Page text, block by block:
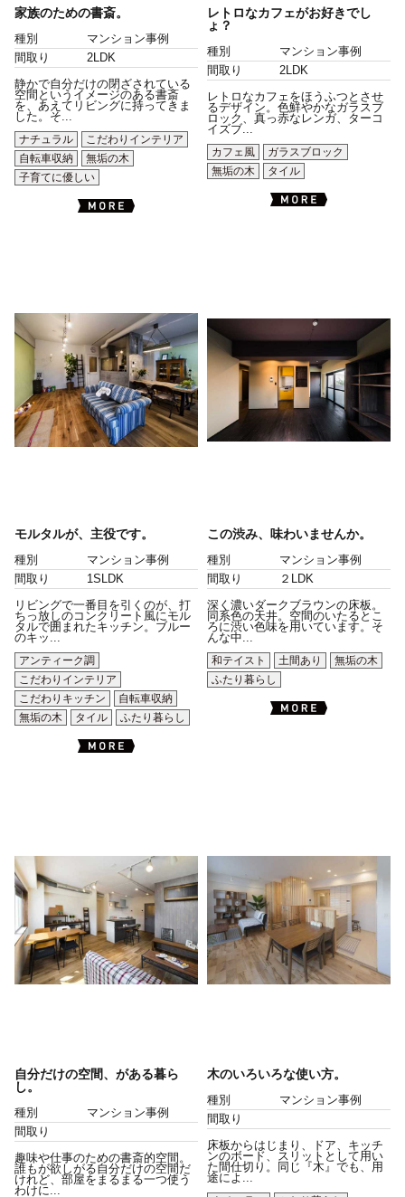
家族のための書斎。
種別
マンション事例
間取り
2LDK
静かで自分だけの閉ざされている
空間というイメージのある書斎
を、あえてリビングに持ってきま
した。そ...
ナチュラル
こだわりインテリア
自転車収納
無垢の木
子育てに優しい
レトロなカフェがお好きでし
ょ？
種別
マンション事例
間取り
2LDK
レトロなカフェをほうふつとさせ
るデザイン。色鮮やかなガラスブ
ロック、真っ赤なレンガ、ターコ
イズブ...
カフェ風
ガラスブロック
無垢の木
タイル
モルタルが、主役です。
種別
マンション事例
間取り
1SLDK
リビングで一番目を引くのが、打
ちっ放しのコンクリート風にモル
タルで囲まれたキッチン。ブルー
のキッ...
アンティーク調
こだわりインテリア
こだわりキッチン
自転車収納
無垢の木
タイル ふたり暮らし
この渋み、味わいませんか。
種別
マンション事例
間取り
２LDK
深く濃いダークブラウンの床板。
同系色の天井。空間のいたるとこ
ろに渋い色味を用いています。そ
んな中...
和テイスト
土間あり
無垢の木
ふたり暮らし
自分だけの空間、がある暮ら
し。
種別
マンション事例
間取り
趣味や仕事のための書斎的空間。
誰もが欲しがる自分だけの空間だ
けれど、部屋をまるまる一つ使う
わけに...
木のいろいろな使い方。
種別
マンション事例
間取り
床板からはじまり、ドア、キッチ
ンのボード、スリットとして用い
た間仕切り。同じ『木』でも、用
途によ...